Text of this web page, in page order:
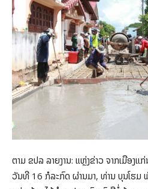
ຕາມ ຂປລ ລາຍງານ: ແຫຼ່ງຂ່າວ ຈາກເມືອງແ
ວັນທີ 16 ກໍລະກົດ ຜ່ານມາ, ທ່ານ ບຸນໂຮມ